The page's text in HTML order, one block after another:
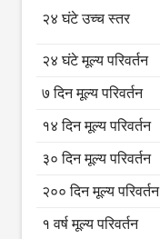
२४ घंटे उच्च स्तर
२४ घंटे मूल्य परिवर्तन
७ दिन मूल्य परिवर्तन
१४ दिन मूल्य परिवर्तन
३० दिन मूल्य परिवर्तन
२०० दिन मूल्य परिवर्तन
१ वर्ष मूल्य परिवर्तन